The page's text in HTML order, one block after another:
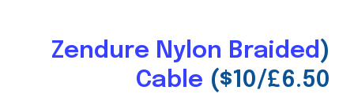
(
Zendure Nylon Braided
Cable ($10/£6.50